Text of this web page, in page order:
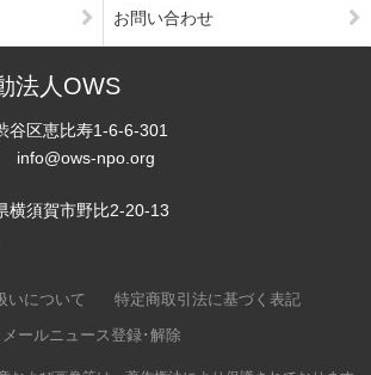
お問い合わせ
法人OWS
谷区恵比寿1-6-6-301
info@ows-npo.org
横須賀市野比2-20-13
いについて
特定商取引法に基づく表記
メールニュース登録･解除